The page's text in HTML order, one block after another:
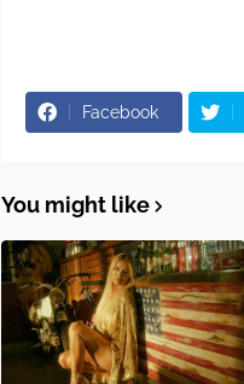
Facebook
You might like